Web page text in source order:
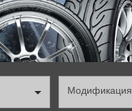
Модификация